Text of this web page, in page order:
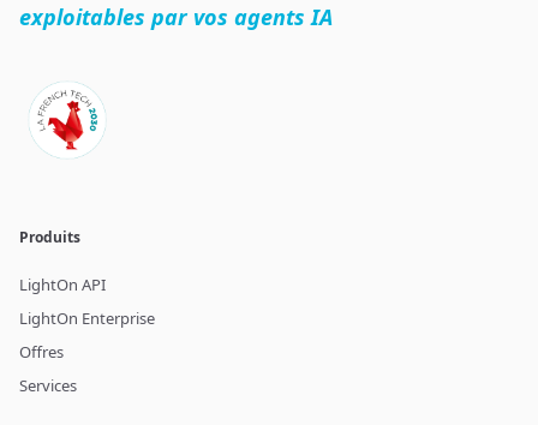
exploitables par vos agents IA
Produits
LightOn API
LightOn Enterprise
Offres
Services